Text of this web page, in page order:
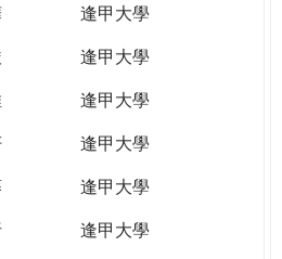
逢甲大學
逢甲大學
逢甲大學
逢甲大學
逢甲大學
逢甲大學